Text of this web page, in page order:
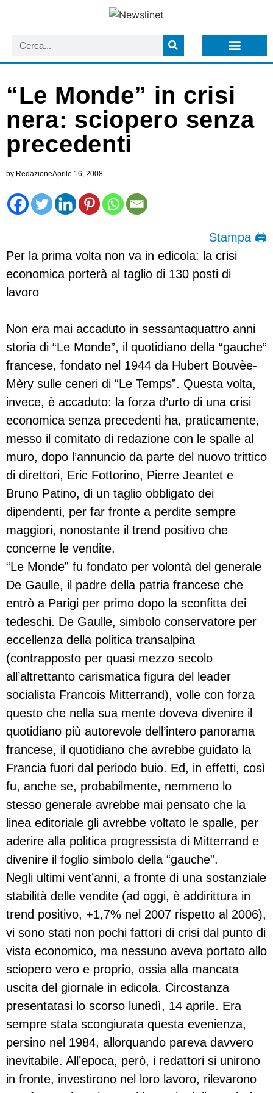
“Le Monde” in crisi
nera: sciopero senza
precedenti
by RedazioneAprile 16, 2008
Stampa 🖨
Per la prima volta non va in edicola: la crisi
economica porterà al taglio di 130 posti di
lavoro
Non era mai accaduto in sessantaquattro anni
storia di “Le Monde”, il quotidiano della “gauche”
francese, fondato nel 1944 da Hubert Bouvèe-
Mèry sulle ceneri di “Le Temps”. Questa volta,
invece, è accaduto: la forza d’urto di una crisi
economica senza precedenti ha, praticamente,
messo il comitato di redazione con le spalle al
muro, dopo l’annuncio da parte del nuovo trittico
di direttori, Eric Fottorino, Pierre Jeantet e
Bruno Patino, di un taglio obbligato dei
dipendenti, per far fronte a perdite sempre
maggiori, nonostante il trend positivo che
concerne le vendite.
“Le Monde” fu fondato per volontà del generale
De Gaulle, il padre della patria francese che
entrò a Parigi per primo dopo la sconfitta dei
tedeschi. De Gaulle, simbolo conservatore per
eccellenza della politica transalpina
(contrapposto per quasi mezzo secolo
all’altrettanto carismatica figura del leader
socialista Francois Mitterrand), volle con forza
questo che nella sua mente doveva divenire il
quotidiano più autorevole dell’intero panorama
francese, il quotidiano che avrebbe guidato la
Francia fuori dal periodo buio. Ed, in effetti, così
fu, anche se, probabilmente, nemmeno lo
stesso generale avrebbe mai pensato che la
linea editoriale gli avrebbe voltato le spalle, per
aderire alla politica progressista di Mitterrand e
divenire il foglio simbolo della “gauche”.
Negli ultimi vent’anni, a fronte di una sostanziale
stabilità delle vendite (ad oggi, è addirittura in
trend positivo, +1,7% nel 2007 rispetto al 2006),
vi sono stati non pochi fattori di crisi dal punto di
vista economico, ma nessuno aveva portato allo
sciopero vero e proprio, ossia alla mancata
uscita del giornale in edicola. Circostanza
presentatasi lo scorso lunedì, 14 aprile. Era
sempre stata scongiurata questa evenienza,
persino nel 1984, allorquando pareva davvero
inevitabile. All’epoca, però, i redattori si unirono
in fronte, investirono nel loro lavoro, rilevarono